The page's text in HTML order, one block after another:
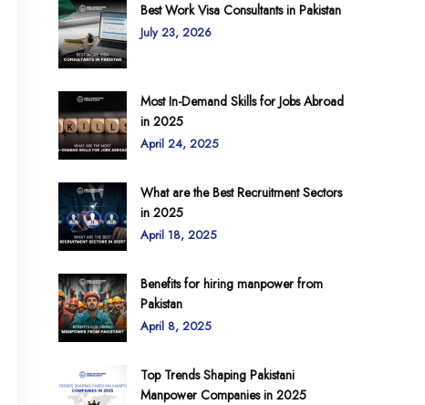
Best Work Visa Consultants in Pakistan
July 23, 2026
Most In-Demand Skills for Jobs Abroad
in 2025
April 24, 2025
What are the Best Recruitment Sectors
in 2025
April 18, 2025
Benefits for hiring manpower from
Pakistan
April 8, 2025
Top Trends Shaping Pakistani
Manpower Companies in 2025